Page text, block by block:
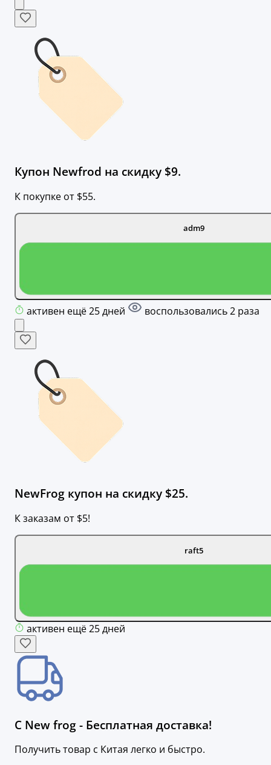
Купон Newfrod на скидку $9.
К покупке от $55.
adm9
активен ещё 25 дней воспользовались 2 раза
NewFrog купон на скидку $25.
К заказам от $5!
raft5
активен ещё 25 дней
С New frog - Бесплатная доставка!
Получить товар с Китая легко и быстро.